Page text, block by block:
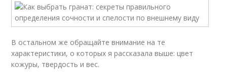
В остальном же обращайте внимание на те
характеристики, о которых я рассказала выше: цвет
кожуры, твердость и вес.